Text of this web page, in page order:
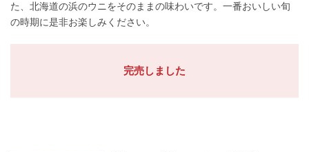
た、北海道の浜のウニをそのままの味わいです。一番おいしい旬
の時期に是非お楽しみください。
完売しました